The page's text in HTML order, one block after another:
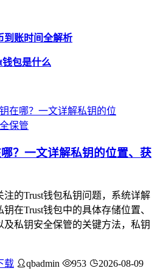
到账时间全解析
包是什么
？一文详解私钥的位置、获
的Trust钱包私钥问题，系统详解
在Trust钱包中的具体存储位置、
及私钥安全保管的关键方法，私钥
载 qbadmin 953 2026-08-09